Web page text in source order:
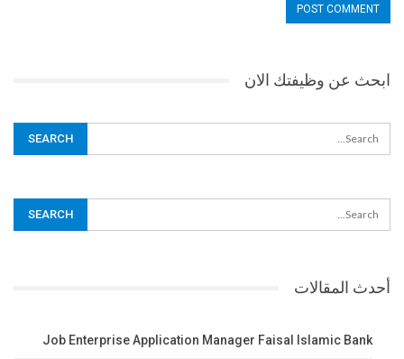
ابحث عن وظيفتك الان
أحدث المقالات
Job Enterprise Application Manager Faisal Islamic Bank